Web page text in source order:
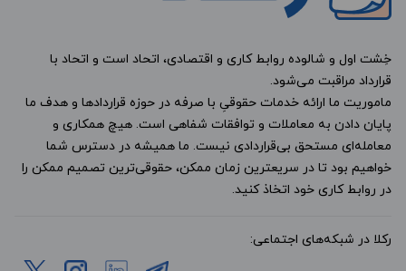
خِشت اول و شالوده روابط کاری و اقتصادی، اتحاد است و اتحاد با
قرارداد مراقبت می‌شود.
ماموریت ما ارائه خدمات حقوقیِ با صرفه در حوزه قراردادها و هدف ما
پایان دادن به معاملات و توافقات شفاهی است. هیچ همکاری و
معامله‌ای مستحق بی‌قراردادی نیست. ما همیشه در دسترس شما
خواهیم بود تا در سریعترین زمان ممکن، حقوقی‌ترین تصمیم ممکن را
در روابط کاری خود اتخاذ کنید.
رکلا در شبکه‌های اجتماعی: